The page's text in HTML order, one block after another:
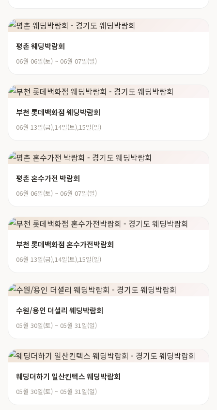
평촌 웨딩박람회
06월 06일(토) ~ 06월 07일(일)
부천 롯데백화점 웨딩박람회
06월 13일(금),14일(토),15일(일)
평촌 혼수가전 박람회
06월 06일(토) ~ 06월 07일(일)
부천 롯데백화점 혼수가전박람회
06월 13일(금),14일(토),15일(일)
수원/용인 더셜리 웨딩박람회
05월 30일(토) ~ 05월 31일(일)
웨딩더하기 일산킨텍스 웨딩박람회
05월 30일(토) ~ 05월 31일(일)